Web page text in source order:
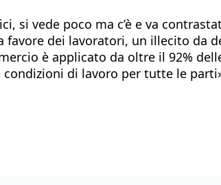
si vede poco ma c’è e va
dei lavoratori, un illecito da
è applicato da oltre il 92%
di lavoro per tutte le